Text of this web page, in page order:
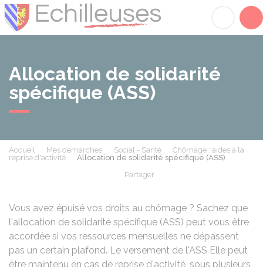
Allocation de solidarité
spécifique (ASS)
Accueil Mes démarches Social - Santé
Chômage : aides à la
reprise d'activité
Allocation de solidarité spécifique (ASS)
Partager
Vous avez épuisé vos droits au chômage ? Sachez que
l'allocation de solidarité spécifique (ASS) peut vous être
accordée si vos ressources mensuelles ne dépassent
pas un certain plafond. Le versement de l'ASS Elle peut
être maintenu en cas de reprise d'activité, sous plusieurs